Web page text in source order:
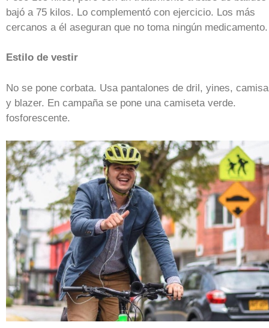
bajó a 75 kilos. Lo complementó con ejercicio. Los más
cercanos a él aseguran que no toma ningún medicamento.
Estilo de vestir
No se pone corbata. Usa pantalones de dril, yines,
y blazer. En campaña se pone una camiseta verde.
fosforescente.